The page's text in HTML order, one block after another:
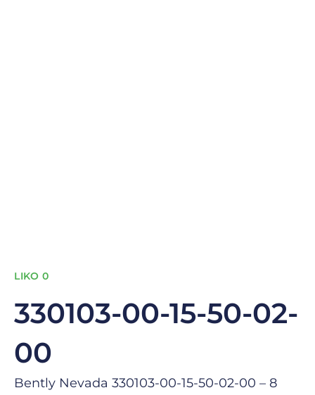
LIKO 0
330103-00-15-50-02-
00
Bently Nevada 330103-00-15-50-02-00 – 8